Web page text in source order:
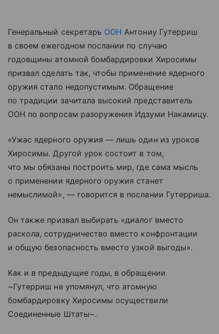
Генеральный секретарь ООН Антониу Гутерриш
в своем ежегодном послании по случаю
годовщины атомной бомбардировки Хиросимы
призвал сделать так, чтобы применение ядерного
оружия стало недопустимым. Обращение
по традиции зачитала высокий представитель
ООН по вопросам разоружения Идзуми Накамицу.
«Ужас ядерного оружия — лишь один из уроков
Хиросимы. Другой урок состоит в том,
что мы обязаны построить мир, где сама мысль
о применении ядерного оружия станет
немыслимой», — говорится в послании Гутерриша.
Он также призвал выбирать «диалог вместо
раскола, сотрудничество вместо конфронтации
и общую безопасность вместо узкой выгоды».
Как и в предыдущие годы, в обращении
~Гутерриш не упомянул, что атомную
бомбардировку Хиросимы осуществили
Соединенные Штаты~.